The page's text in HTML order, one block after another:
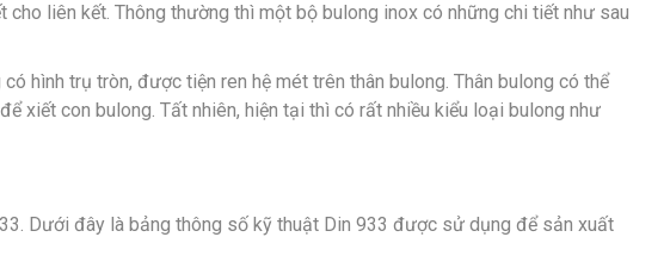
liên kết. Thông thường thì một bộ bulong inox có những chi tiết như sau
hình trụ tròn, được tiện ren hệ mét trên thân bulong. Thân bulong có thể
xiết con bulong. Tất nhiên, hiện tại thì có rất nhiều kiểu loại bulong như
Dưới đây là bảng thông số kỹ thuật Din 933 được sử dụng để sản xuất